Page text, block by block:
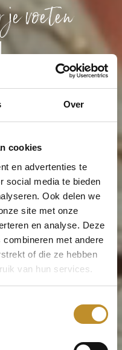
Over
cookies
en advertenties te
social media te bieden
Ook delen we
site met onze
en analyse. Deze
met andere
of die ze hebben
van hun services.
voeten